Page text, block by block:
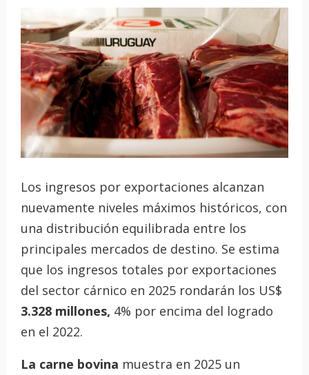
Los ingresos por exportaciones alcanzan
nuevamente niveles máximos históricos, con
una distribución equilibrada entre los
principales mercados de destino. Se estima
que los ingresos totales por exportaciones
del sector cárnico en 2025 rondarán los US$
3.328 millones, 4% por encima del logrado
en el 2022.
La carne bovina muestra en 2025 un